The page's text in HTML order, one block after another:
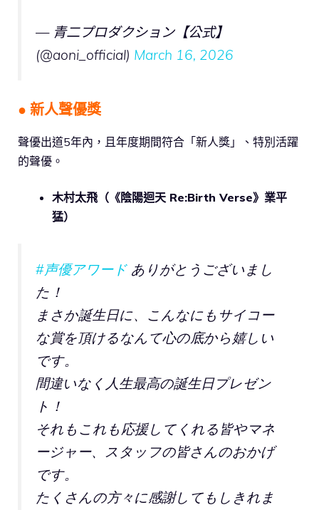
— 青二プロダクション【公式】
(@aoni_official) March 16, 2026
● 新人聲優獎
聲優出道5年內，且年度期間符合「新人獎」、特別活躍
的聲優。
木村太飛（《陰陽迴天 Re:Birth Verse》業平
猛）
#声優アワード ありがとうございまし
た！
まさか誕生日に、こんなにもサイコー
な賞を頂けるなんて心の底から嬉しい
です。
間違いなく人生最高の誕生日プレゼン
ト！
それもこれも応援してくれる皆やマネ
ージャー、スタッフの皆さんのおかげ
です。
たくさんの方々に感謝してもしきれま